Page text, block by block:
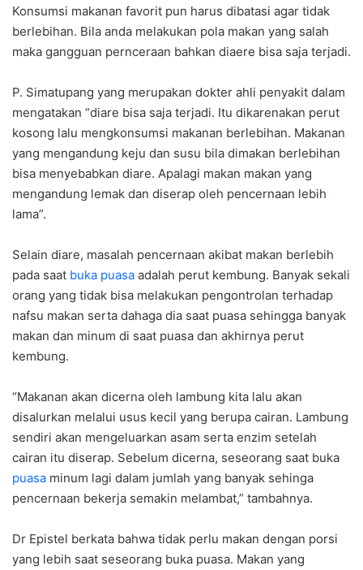
Konsumsi makanan favorit pun harus dibatasi agar tidak
berlebihan. Bila anda melakukan pola makan yang salah
maka gangguan pernceraan bahkan diaere bisa saja terjadi.
P. Simatupang yang merupakan dokter ahli penyakit dalam
mengatakan “diare bisa saja terjadi. Itu dikarenakan perut
kosong lalu mengkonsumsi makanan berlebihan. Makanan
yang mengandung keju dan susu bila dimakan berlebihan
bisa menyebabkan diare. Apalagi makan makan yang
mengandung lemak dan diserap oleh pencernaan lebih
lama”.
Selain diare, masalah pencernaan akibat makan berlebih
pada saat buka puasa adalah perut kembung. Banyak sekali
orang yang tidak bisa melakukan pengontrolan terhadap
nafsu makan serta dahaga dia saat puasa sehingga banyak
makan dan minum di saat puasa dan akhirnya perut
kembung.
“Makanan akan dicerna oleh lambung kita lalu akan
disalurkan melalui usus kecil yang berupa cairan. Lambung
sendiri akan mengeluarkan asam serta enzim setelah
cairan itu diserap. Sebelum dicerna, seseorang saat buka
puasa minum lagi dalam jumlah yang banyak sehinga
pencernaan bekerja semakin melambat,” tambahnya.
Dr Epistel berkata bahwa tidak perlu makan dengan porsi
yang lebih saat seseorang buka puasa. Makan yang